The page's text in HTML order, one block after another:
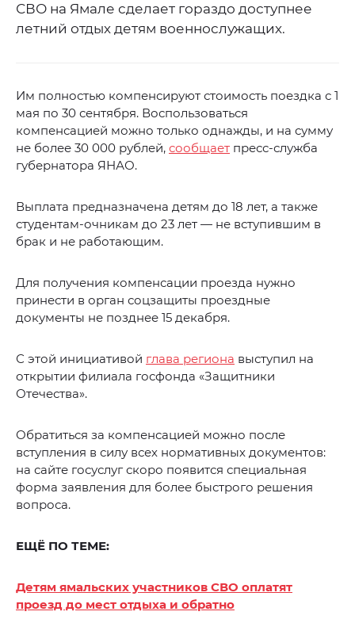
СВО на Ямале сделает гораздо доступнее
летний отдых детям военнослужащих.
Им полностью компенсируют стоимость поездка с 1
мая по 30 сентября. Воспользоваться
компенсацией можно только однажды, и на сумму
не более 30 000 рублей, сообщает пресс-служба
губернатора ЯНАО.
Выплата предназначена детям до 18 лет, а также
студентам-очникам до 23 лет — не вступившим в
брак и не работающим.
Для получения компенсации проезда нужно
принести в орган соцзащиты проездные
документы не позднее 15 декабря.
С этой инициативой глава региона выступил на
открытии филиала госфонда «Защитники
Отечества».
Обратиться за компенсацией можно после
вступления в силу всех нормативных документов:
на сайте госуслуг скоро появится специальная
форма заявления для более быстрого решения
вопроса.
ЕЩЁ ПО ТЕМЕ:
Детям ямальских участников СВО оплатят
проезд до мест отдыха и обратно